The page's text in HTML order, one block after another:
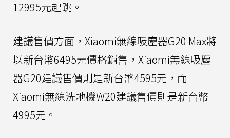
12995元起跳。
建議售價方面，Xiaomi無線吸塵器G20 Max將
以新台幣6495元價格銷售，Xiaomi無線吸塵
器G20建議售價則是新台幣4595元，而
Xiaomi無線洗地機W20建議售價則是新台幣
4995元。